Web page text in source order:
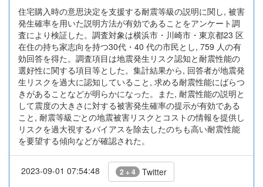
住宅購入時の意思決定を支援する耐震等級の説明に関し, 被害
発生確率を用いた説明方法が有効であることをアンケート調
査により検証した。調査対象は横浜市・川崎市・東京都23 区
在住の持ち家志向を持つ30代・40 代の市民とし, 759 人の有
効回答を得た。調査項目は地震発生リスク認知と耐震性能の
選好性に関する項目等とした。集計結果から, 回答者が地震発
生リスクを過大に認知していること, 求める耐震性能にばらつ
きがあることなどが明らかになった。また, 耐震性能の説明と
して震度の大きさに対する被害発生確率の提示が有効である
こと, 耐震等級ごとの地震被害リスクとコストの情報を提供し
リスクを過大視するバイアスを除去したのちも高い耐震性能
を要望する傾向などが確認された。
2023-09-01 07:54:48 2 + 4 Twitter